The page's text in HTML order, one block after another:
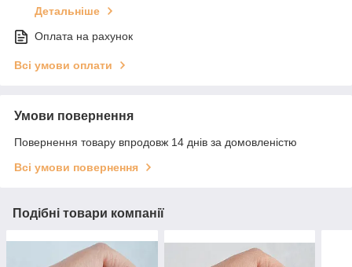
Детальніше
Оплата на рахунок
Всі умови оплати
Умови повернення
Повернення товару впродовж 14 днів за домовленістю
Всі умови повернення
Подібні товари компанії